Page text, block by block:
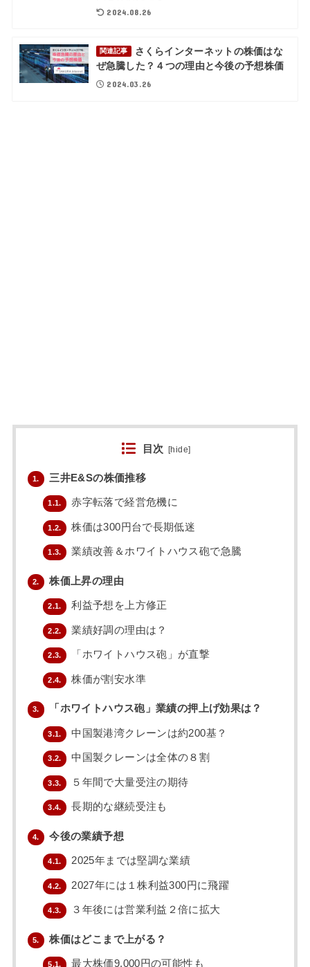
2024.08.26
関連記事
さくらインターネットの株価はな
ぜ急騰した？４つの理由と今後の予想株価
2024.03.26
目次 [hide]
1. 三井E&Sの株価推移
1.1. 赤字転落で経営危機に
1.2. 株価は300円台で長期低迷
1.3. 業績改善＆ホワイトハウス砲で急騰
2. 株価上昇の理由
2.1. 利益予想を上方修正
2.2. 業績好調の理由は？
2.3. 「ホワイトハウス砲」が直撃
2.4. 株価が割安水準
3. 「ホワイトハウス砲」業績の押上げ効果は？
3.1. 中国製港湾クレーンは約200基？
3.2. 中国製クレーンは全体の８割
3.3. ５年間で大量受注の期待
3.4. 長期的な継続受注も
4. 今後の業績予想
4.1. 2025年までは堅調な業績
4.2. 2027年には１株利益300円に飛躍
4.3. ３年後には営業利益２倍に拡大
5. 株価はどこまで上がる？
5.1. 最大株価9,000円の可能性も